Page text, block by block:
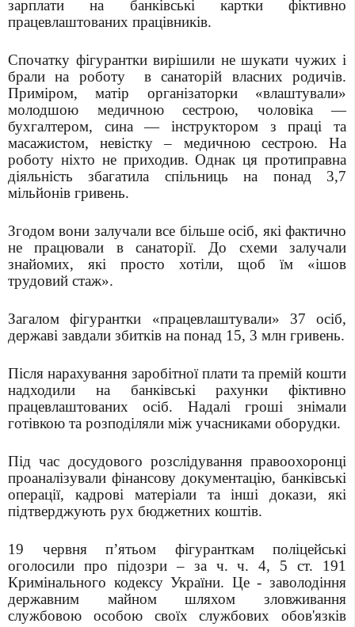
зарплати на банківські картки фіктивно
працевлаштованих працівників.
Спочатку фігурантки вирішили не шукати чужих і
брали на роботу в санаторій власних родичів.
Приміром, матір організаторки «влаштували»
молодшою медичною сестрою, чоловіка —
бухгалтером, сина — інструктором з праці та
масажистом, невістку – медичною сестрою. На
роботу ніхто не приходив. Однак ця протиправна
діяльність збагатила спільниць на понад 3,7
мільйонів гривень.
Згодом вони залучали все більше осіб, які фактично
не працювали в санаторії. До схеми залучали
знайомих, які просто хотіли, щоб їм «ішов
трудовий стаж».
Загалом фігурантки «працевлаштували» 37 осіб,
державі завдали збитків на понад 15, 3 млн гривень.
Після нарахування заробітної плати та премій кошти
надходили на банківські рахунки фіктивно
працевлаштованих осіб. Надалі гроші знімали
готівкою та розподіляли між учасниками оборудки.
Під час досудового розслідування правоохоронці
проаналізували фінансову документацію, банківські
операції, кадрові матеріали та інші докази, які
підтверджують рух бюджетних коштів.
19 червня п’ятьом фігуранткам поліцейські
оголосили про підозри – за ч. ч. 4, 5 ст. 191
Кримінального кодексу України. Це - заволодіння
державним майном шляхом зловживання
службовою особою своїх службових обов'язків